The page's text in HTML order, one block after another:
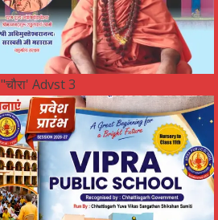
"चौरा' Advst 3